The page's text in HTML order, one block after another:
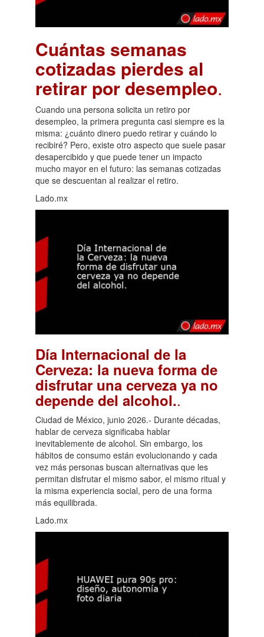
Cuántas semanas
cotizadas pierdes al
retirar por desempleo.
Cuando una persona solicita un retiro por
desempleo, la primera pregunta casi siempre es la
misma: ¿cuánto dinero puedo retirar y cuándo lo
recibiré? Pero, existe otro aspecto que suele pasar
desapercibido y que puede tener un impacto
mucho mayor en el futuro: las semanas cotizadas
que se descuentan al realizar el retiro.
Lado.mx
Día Internacional de la
Cerveza: la nueva forma de
disfrutar una cerveza ya no
depende del alcohol..
Ciudad de México, junio 2026.- Durante décadas,
hablar de cerveza significaba hablar
inevitablemente de alcohol. Sin embargo, los
hábitos de consumo están evolucionando y cada
vez más personas buscan alternativas que les
permitan disfrutar el mismo sabor, el mismo ritual y
la misma experiencia social, pero de una forma
más equilibrada.
Lado.mx